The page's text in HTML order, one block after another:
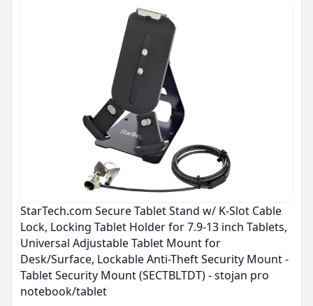
StarTech.com Secure Tablet Stand w/ K-Slot Cable
Lock, Locking Tablet Holder for 7.9-13 inch Tablets,
Universal Adjustable Tablet Mount for
Desk/Surface, Lockable Anti-Theft Security Mount -
Tablet Security Mount (SECTBLTDT) - stojan pro
notebook/tablet